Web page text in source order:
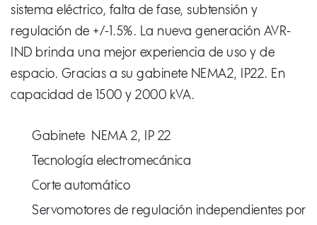
sistema eléctrico, falta de fase, subtensión y
regulación de +/-1.5%. La nueva generación AVR-
IND brinda una mejor experiencia de uso y de
espacio. Gracias a su gabinete NEMA2, IP22. En
capacidad de 1500 y 2000 kVA.
Gabinete NEMA 2, IP 22
Tecnología electromecánica
Corte automático
Servomotores de regulación independientes por